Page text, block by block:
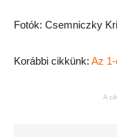
Fotók: Csemniczky
Korábbi cikkünk: Az
A